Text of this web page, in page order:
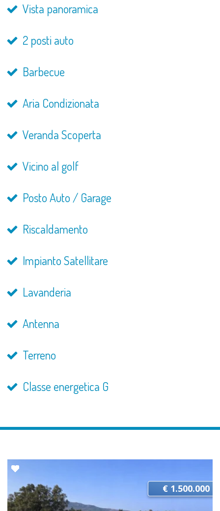
Vista panoramica
2 posti auto
Barbecue
Aria Condizionata
Veranda Scoperta
Vicino al golf
Posto Auto / Garage
Riscaldamento
Impianto Satellitare
Lavanderia
Antenna
Terreno
Classe energetica G
€ 1.500.000